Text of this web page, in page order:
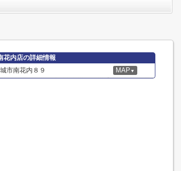
花内店の詳細情報
市南花内８９ MAP ▼